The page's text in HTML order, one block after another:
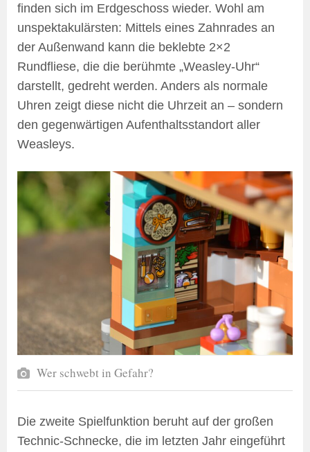
finden sich im Erdgeschoss wieder. Wohl am
unspektakulärsten: Mittels eines Zahnrades an
der Außenwand kann die beklebte 2×2
Rundfliese, die die berühmte „Weasley-Uhr“
darstellt, gedreht werden. Anders als normale
Uhren zeigt diese nicht die Uhrzeit an – sondern
den gegenwärtigen Aufenthaltsstandort aller
Weasleys.
Wer schwebt in Gefahr?
Die zweite Spielfunktion beruht auf der großen
Technic-Schnecke, die im letzten Jahr eingeführt